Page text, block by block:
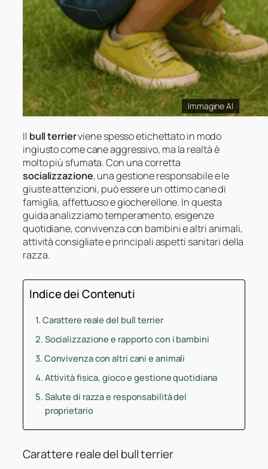
Immagine AI
Il bull terrierviene spesso etichettato in modo
ingiusto come cane aggressivo, ma la realtà è
molto più sfumata. Con una corretta
socializzazione, una gestione responsabile e le
giuste attenzioni, può essere un ottimo cane di
famiglia, affettuoso e giocherellone. In questa
guida analizziamo temperamento, esigenze
quotidiane, convivenza con bambini e altri animali,
attività consigliate e principali aspetti sanitari della
razza.
Indice dei Contenuti
Carattere reale del bull terrier
Socializzazione e rapporto con i bambini
Convivenza con altri cani e animali
Attività fisica, gioco e gestione quotidiana
Salute di razza e responsabilità del
proprietario
Carattere reale del bull terrier